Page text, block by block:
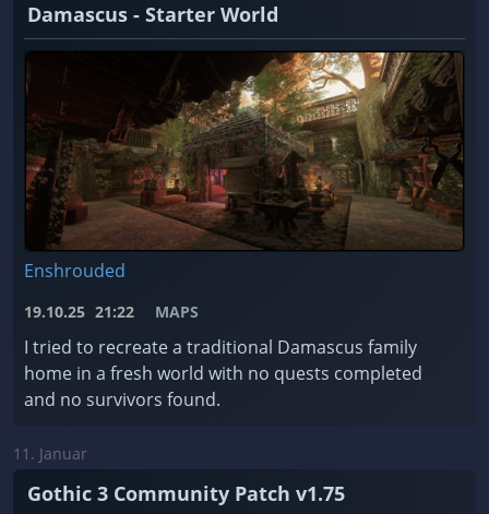
Damascus - Starter World
Enshrouded
19.10.25 21:22 MAPS
I tried to recreate a traditional Damascus family
home in a fresh world with no quests completed
and no survivors found.
11. Januar
Gothic 3 Community Patch v1.75